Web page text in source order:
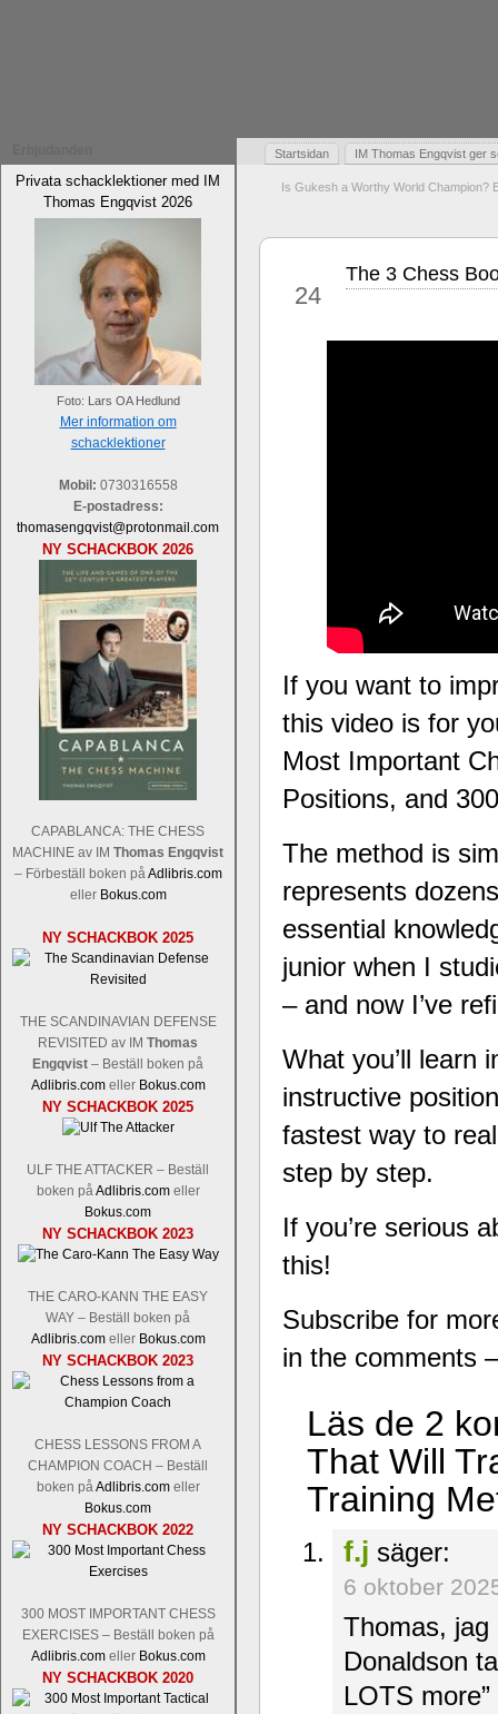
Privata schacklektioner med IM
Thomas Engqvist 2026
Foto: Lars OA Hedlund
Mer information om
schacklektioner
Mobil: 0730316558
E-postadress:
thomasengqvist@protonmail.com
NY SCHACKBOK 2026
CAPABLANCA: THE CHESS
MACHINE av IM Thomas Engqvist
– Förbeställ boken påAdlibris.com
eller Bokus.com
NY SCHACKBOK 2025
THE SCANDINAVIAN DEFENSE
REVISITED av IM Thomas
Engqvist – Beställ boken på
Adlibris.comeller Bokus.com
NY SCHACKBOK 2025
ULF THE ATTACKER – Beställ
boken påAdlibris.comeller
Bokus.com
NY SCHACKBOK 2023
THE CARO-KANN THE EASY
WAY – Beställ boken på
Adlibris.comeller Bokus.com
NY SCHACKBOK 2023
CHESS LESSONS FROM A
CHAMPION COACH – Beställ
boken påAdlibris.comeller
Bokus.com
NY SCHACKBOK 2022
300 MOST IMPORTANT CHESS
EXERCISES – Beställ boken på
Adlibris.comeller Bokus.com
NY SCHACKBOK 2020
Startsidan IM Thomas Engqvist ger
Is Gukesh a Worthy World Champion?
24
The 3 Chess
If you want to
this video is for
Most Important
Positions, and
The method is
represents
essential
junior when I
– and now I’ve
What you’ll learn
instructive
fastest way to
step by step.
If you’re serious
this!
Subscribe for
in the comments
Läs de 2
That Will
Training
f.j säger:
6 oktober
Thomas, jag
Donaldson
LOTS